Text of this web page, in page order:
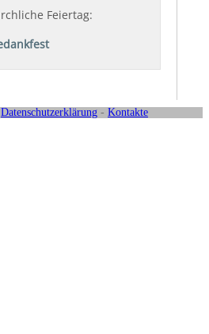
Datenschutzerklärung - Kontakte